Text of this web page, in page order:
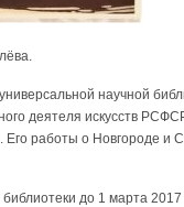
научной
деятеля искусств
работы о Новгороде и
до 1 марта 2017